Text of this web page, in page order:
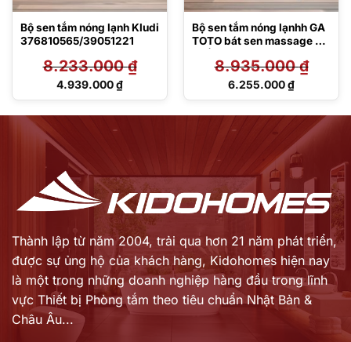
Bộ sen tắm nóng lạnh Kludi
376810565/39051221
8.233.000₫
Giá
4.939.000₫
Giá
Bộ sen tắm nóng lạnhh GA
TOTO bát sen massage 3
TBG04302VA/TBW01035
8.935.000₫
Giá
8.935.000 ₫.
6.255.000₫
Giá
6.255.000 ₫.
Thành lập từ năm 2004, trải qua hơn 21 năm phát triển,
được sự ủng hộ của khách hàng, Kidohomes hiện nay
là một trong những doanh nghiệp hàng đầu trong lĩnh
vực Thiết bị Phòng tắm theo tiêu chuẩn Nhật Bản &
Châu Âu...